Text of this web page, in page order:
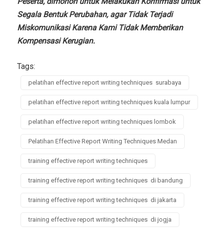
Segala Bentuk Perubahan, agar Tidak Terjadi
Miskomunikasi Karena Kami Tidak Memberikan
Kompensasi Kerugian.
Tags:
pelatihan effective report writing techniques surabaya
pelatihan effective report writing techniques kuala lumpur
pelatihan effective report writing techniques lombok
Pelatihan Effective Report Writing Techniques Medan
training effective report writing techniques
training effective report writing techniques di bandung
training effective report writing techniques di jakarta
training effective report writing techniques di jogja